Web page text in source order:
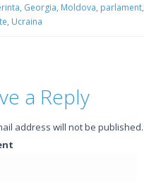
Georgia, Moldova, parlament,
Ucraina
a Reply
address will not be published.